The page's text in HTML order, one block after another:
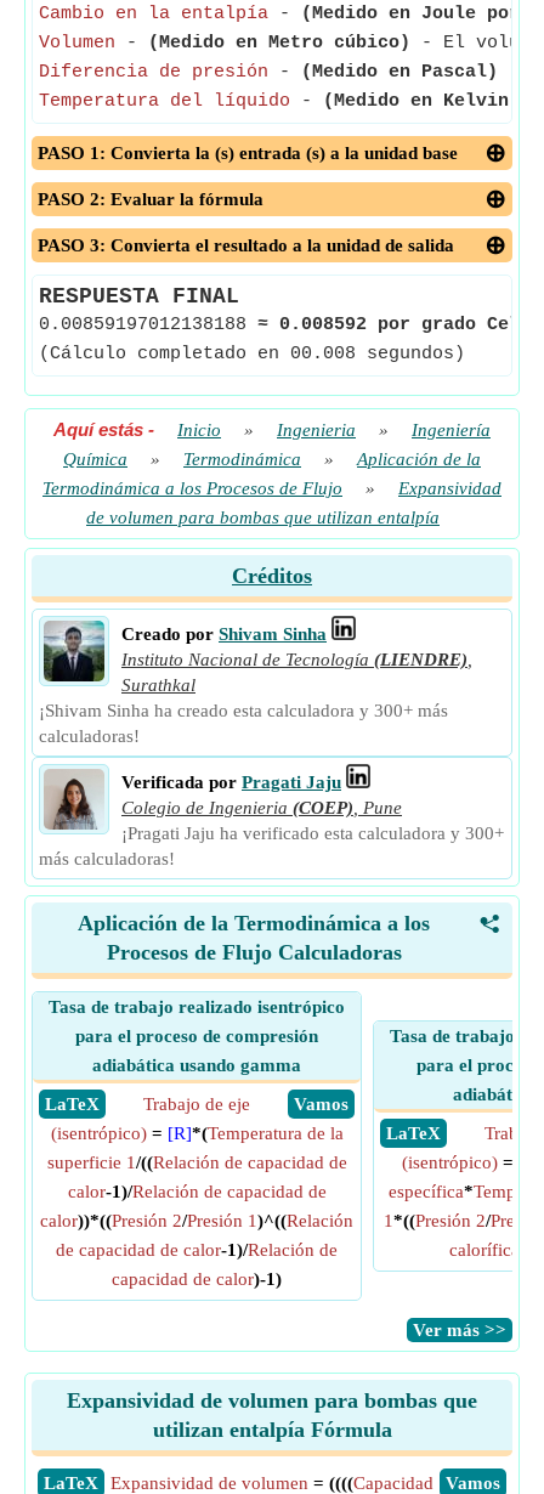
Cambio en la entalpía -
(Medido en Joule por
Volumen - (Medido en Metro cúbico)
- El
Diferencia de presión - (Medido en Pascal)
Temperatura del líquido - (Medido en Kelvin)
PASO 1: Convierta la (s) entrada (s) a la unidad base
PASO 2: Evaluar la fórmula
PASO 3: Convierta el resultado a la unidad de salida
RESPUESTA FINAL
0.00859197012138188 ≈ 0.008592 por grado
(Cálculo completado en 00.008 segundos)
Aquí estás - Inicio » Ingenieria »
Ingeniería
Química
» Termodinámica »
Aplicación de la
Termodinámica a los Procesos de Flujo
»
Expansividad
de volumen para bombas que utilizan entalpía
Créditos
Creado por Shivam Sinha
Instituto Nacional de Tecnología (LIENDRE)
Surathkal
¡Shivam Sinha ha creado esta calculadora y 300+ más
calculadoras!
Verificada por Pragati Jaju
Colegio de Ingenieria (COEP)
Pune
¡Pragati Jaju ha verificado esta calculadora y 300+
más calculadoras!
<
Aplicación de la Termodinámica a los
Procesos de Flujo Calculadoras
Tasa de trabajo realizado isentrópico
para el proceso de compresión
adiabática usando gamma
​ LaTeX
​ Vamos
Trabajo de eje
(isentrópico)= [R]*(Temperatura de la
superficie 1/((Relación de capacidad de
calor-1)/Relación de capacidad de
calor))*((Presión 2/Presión 1)^((Relación
de capacidad de calor-1)/Relación de
capacidad de calor)-1)
Tasa de trabajo
para el
adiabática
​ LaTeX
(isentrópico) =
específica*
1*((Presión 2/
calorífica
​Ver más >>
Expansividad de volumen para bombas que
utilizan entalpía Fórmula
​LaTeX ​Vamos
Expansividad de volumen = ((((Capacidad